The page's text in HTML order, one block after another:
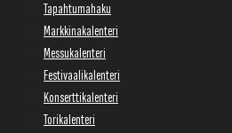
Tapahtumahaku
Markkinakalenteri
Messukalenteri
Festivaalikalenteri
Konserttikalenteri
Torikalenteri